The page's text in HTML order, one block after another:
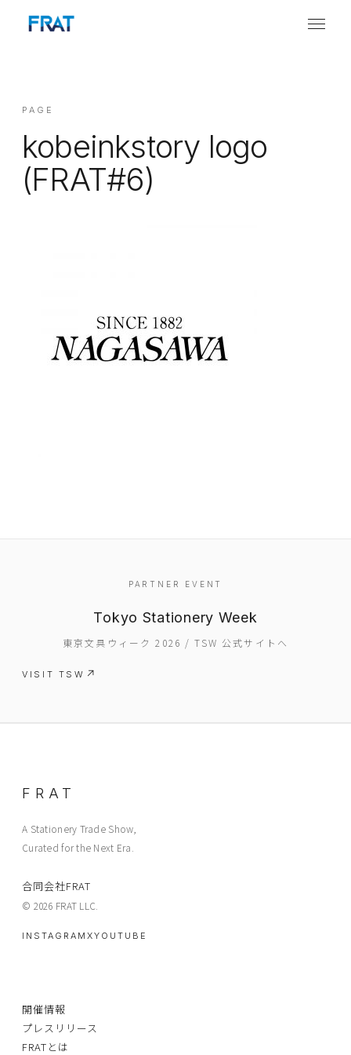
PRESS
BOOSTER
ABOUT
PAGE
kobeinkstory logo
(FRAT#6)
PARTNER EVENT
Tokyo Stationery Week
東京文具ウィーク 2026 / TSW 公式サイトへ
VISIT TSW
FRAT
A Stationery Trade Show,
Curated for the Next Era.
合同会社FRAT
© 2026 FRAT LLC.
INSTAGRAM XYOUTUBE
開催情報
プレスリリース
FRATとは